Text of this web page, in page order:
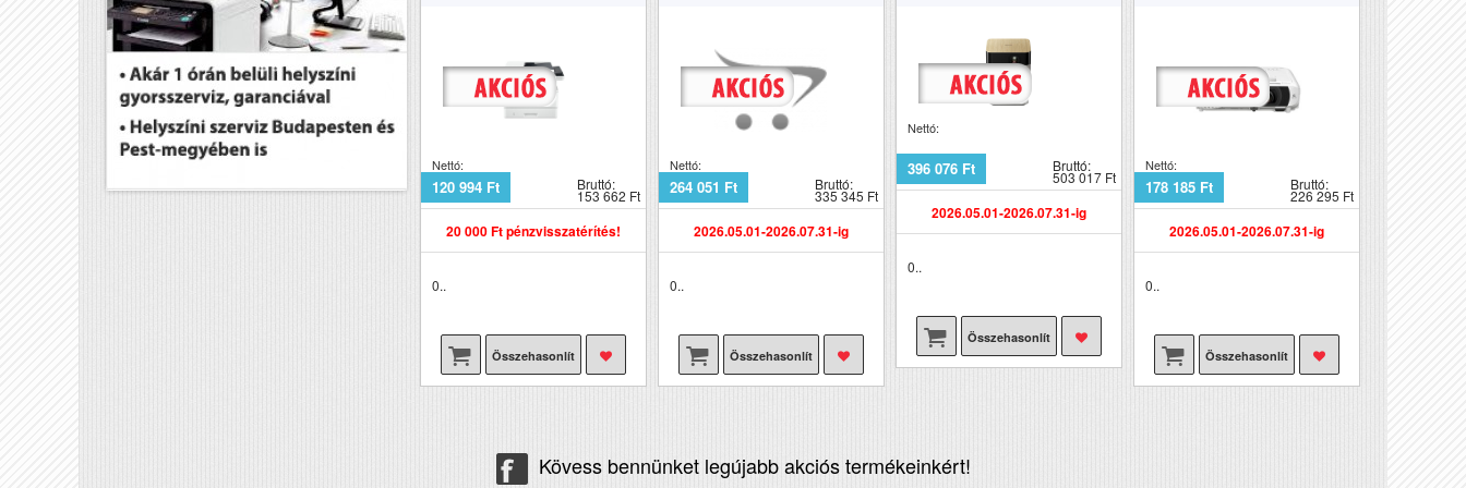
Nettó:
120 994 Ft Bruttó:
153 662 Ft
20 000 Ft pénzvisszatérítés!
0..
Összehasonlít
Nettó:
264 051 Ft Bruttó:
335 345 Ft
2026.05.01-2026.07.31-ig
0..
Összehasonlít
Nettó:
396 076 Ft Bruttó:
503 017 Ft
2026.05.01-2026.07.31-ig
0..
Összehasonlít
Nettó:
178 185 Ft Bruttó:
226 295 Ft
2026.05.01-2026.07.31-ig
0..
Összehasonlít
Kövess bennünket legújabb akciós termékeinkért!